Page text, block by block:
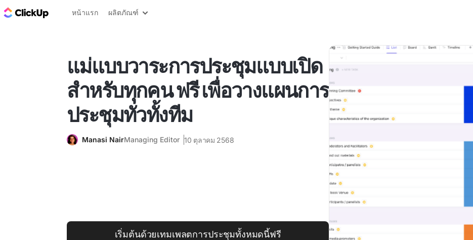
บล็อก ClickUp
หน้าแรก ผลิตภัณฑ์
แม่แบบวาระการประชุมแบบเปิด
สำหรับทุกคน ฟรี เพื่อวางแผนการ
ประชุมทั่วทั้งทีม
Manasi NairManaging Editor 10 ตุลาคม 2568
เริ่มต้นด้วยเทมเพลตการประชุมทั้งหมดนี้ฟรี